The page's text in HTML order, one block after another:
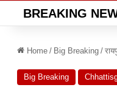
BREAKING
Home / Big Breaking /
Big Breaking